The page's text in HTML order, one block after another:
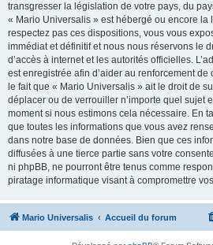
transgresser la législation de votre pays, du
« Mario Universalis » est hébergé ou encore la
respectez pas ces dispositions, vous vous
immédiat et définitif et nous nous réservons le
d’accès à internet et les autorités officielles.
est enregistrée afin d’aider au renforcement
le fait que « Mario Universalis » ait le droit de
déplacer ou de verrouiller n’importe quel sujet
moment si nous estimons cela nécessaire. En
que toutes les informations que vous avez
dans notre base de données. Bien que ces
diffusées à une tierce partie sans votre
ni phpBB, ne pourront être tenus comme
piratage informatique visant à compromettre
Mario Universalis Accueil du forum